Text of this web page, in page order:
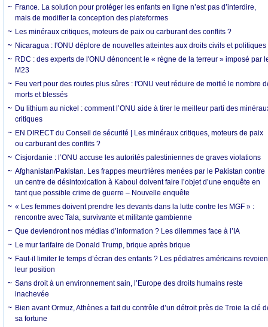
France. La solution pour protéger les enfants en ligne n’est pas d’interdire,
mais de modifier la conception des plateformes
Les minéraux critiques, moteurs de paix ou carburant des conflits ?
Nicaragua : l'ONU déplore de nouvelles atteintes aux droits civils et politiques
RDC : des experts de l'ONU dénoncent le « règne de la terreur » imposé par
M23
Feu vert pour des routes plus sûres : l'ONU veut réduire de moitié le nombre
morts et blessés
Du lithium au nickel : comment l’ONU aide à tirer le meilleur parti des
critiques
EN DIRECT du Conseil de sécurité | Les minéraux critiques, moteurs de paix
ou carburant des conflits ?
Cisjordanie : l’ONU accuse les autorités palestiniennes de graves violations
Afghanistan/Pakistan. Les frappes meurtrières menées par le Pakistan contre
un centre de désintoxication à Kaboul doivent faire l’objet d’une enquête en
tant que possible crime de guerre – Nouvelle enquête
« Les femmes doivent prendre les devants dans la lutte contre les MGF » :
rencontre avec Tala, survivante et militante gambienne
Que deviendront nos médias d’information ? Les dilemmes face à l’IA
Le mur tarifaire de Donald Trump, brique après brique
Faut-il limiter le temps d’écran des enfants ? Les pédiatres américains
leur position
Sans droit à un environnement sain, l’Europe des droits humains reste
inachevée
Bien avant Ormuz, Athènes a fait du contrôle d’un détroit près de Troie la clé
sa fortune